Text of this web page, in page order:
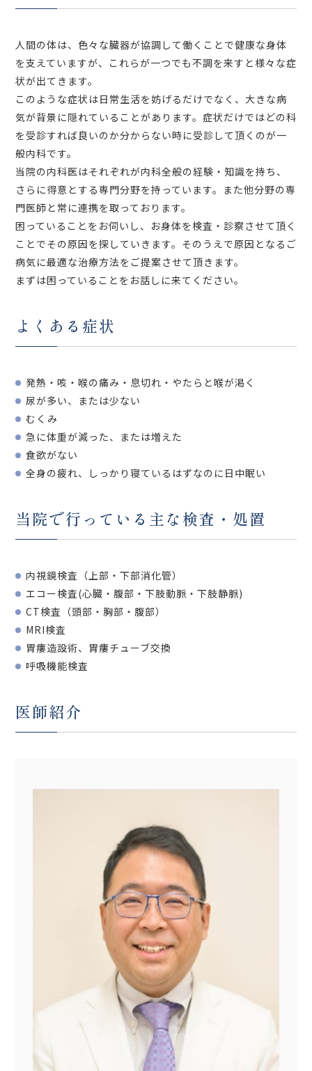
人間の体は、色々な臓器が協調して働くことで健康な身体
を支えていますが、これらが一つでも不調を来すと様々な症
状が出てきます。
このような症状は日常生活を妨げるだけでなく、大きな病
気が背景に隠れていることがあります。症状だけではどの科
を受診すれば良いのか分からない時に受診して頂くのが一
般内科です。
当院の内科医はそれぞれが内科全般の経験・知識を持ち、
さらに得意とする専門分野を持っています。また他分野の専
門医師と常に連携を取っております。
困っていることをお伺いし、お身体を検査・診察させて頂く
ことでその原因を探していきます。そのうえで原因となるご
病気に最適な治療方法をご提案させて頂きます。
まずは困っていることをお話しに来てください。
よくある症状
発熱・咳・喉の痛み・息切れ・やたらと喉が渇く
尿が多い、または少ない
むくみ
急に体重が減った、または増えた
食欲がない
全身の疲れ、しっかり寝ているはずなのに日中眠い
当院で行っている主な検査・処置
内視鏡検査（上部・下部消化管）
エコー検査(心臓・腹部・下肢動脈・下肢静脈)
CT検査（頭部・胸部・腹部）
MRI検査
胃瘻造設術、胃瘻チューブ交換
呼吸機能検査
医師紹介